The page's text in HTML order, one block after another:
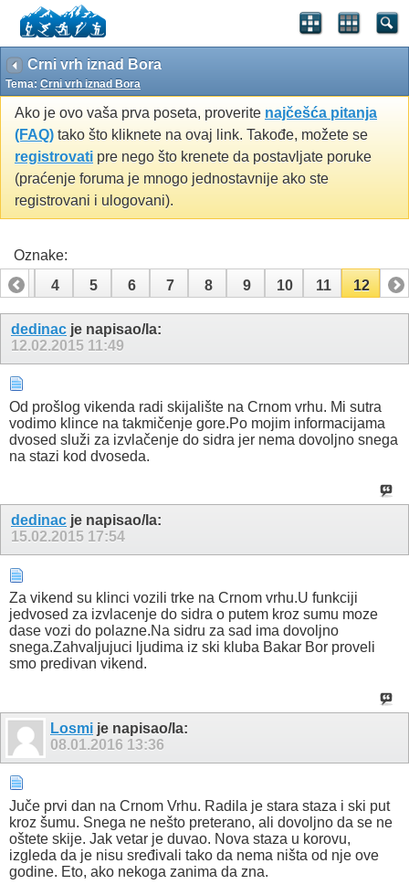
Crni vrh iznad Bora
Tema: Crni vrh iznad Bora
Ako je ovo vaša prva poseta, proverite najčešća pitanja
(FAQ) tako što kliknete na ovaj link. Takođe, možete se
registrovati pre nego što krenete da postavljate poruke
(praćenje foruma je mnogo jednostavnije ako ste
registrovani i ulogovani).
Oznake:
3
4 5 6 7 8 9 10 11 12
dedinac je napisao/la:
12.02.2015 11:49
Od prošlog vikenda radi skijalište na Crnom vrhu. Mi sutra
vodimo klince na takmičenje gore.Po mojim informacijama
dvosed služi za izvlačenje do sidra jer nema dovoljno snega
na stazi kod dvoseda.
dedinac je napisao/la:
15.02.2015 17:54
Za vikend su klinci vozili trke na Crnom vrhu.U funkciji
jedvosed za izvlacenje do sidra o putem kroz sumu moze
dase vozi do polazne.Na sidru za sad ima dovoljno
snega.Zahvaljujuci ljudima iz ski kluba Bakar Bor proveli
smo predivan vikend.
Losmi je napisao/la:
08.01.2016 13:36
Juče prvi dan na Crnom Vrhu. Radila je stara staza i ski put
kroz šumu. Snega ne nešto preterano, ali dovoljno da se ne
oštete skije. Jak vetar je duvao. Nova staza u korovu,
izgleda da je nisu sređivali tako da nema ništa od nje ove
godine. Eto, ako nekoga zanima da zna.